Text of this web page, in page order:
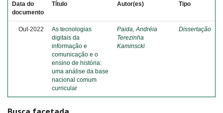
Data do
documento
Título Autor(es) Tipo
Out-2022
As tecnologias
digitais da
informação e
comunicação e o
ensino de história:
uma análise da base
nacional comum
curricular
Paida, Andréia
Terezinha
Kaminscki
Dissertação